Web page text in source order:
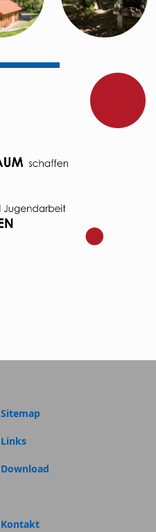
Sitemap
Links
Download
Kontakt